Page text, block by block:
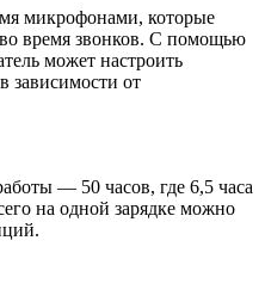
микрофонами, которые
время звонков. С помощью
может настроить
зависимости от
— 50 часов, где 6,5 часа
на одной зарядке можно